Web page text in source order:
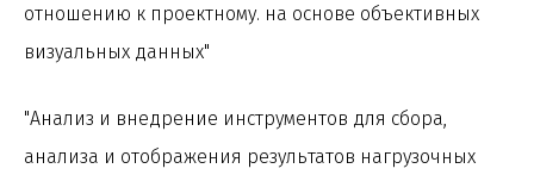
отношению к проектному. на основе объективных
визуальных данных"
"Анализ и внедрение инструментов для сбора,
анализа и отображения результатов нагрузочных